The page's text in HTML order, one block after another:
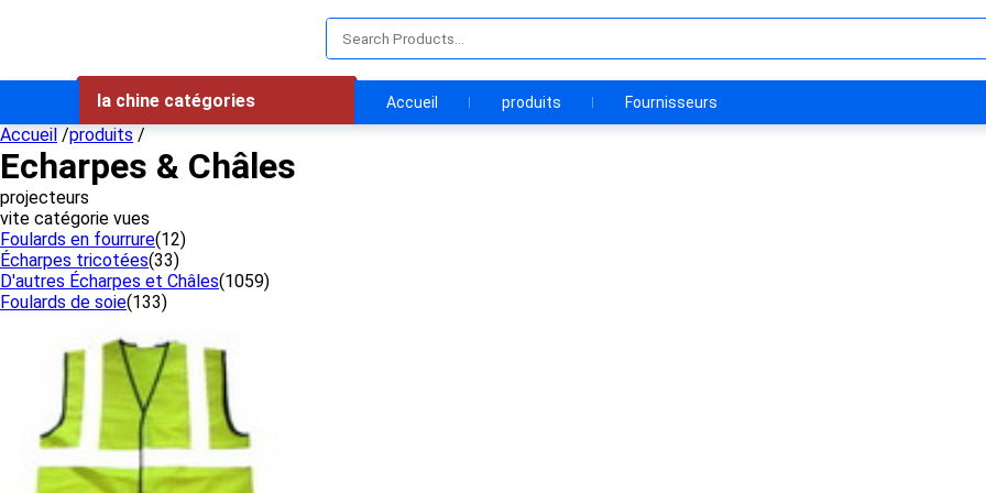
la chine catégories Accueil produits Fournisseurs
Accueil /produits /
Echarpes & Châles
projecteurs
vite catégorie vues
Foulards en fourrure(12)
Écharpes tricotées(33)
D'autres Écharpes et Châles(1059)
Foulards de soie(133)